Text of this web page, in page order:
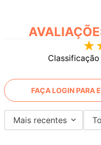
★
FAÇA LOGIN PARA
Mais recentes